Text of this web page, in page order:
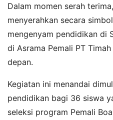
Dalam momen serah
menyerahkan secara
mengenyam pendidikan di
di Asrama Pemali PT
depan.
Kegiatan ini menandai
pendidikan bagi 36 siswa
seleksi program Pemali